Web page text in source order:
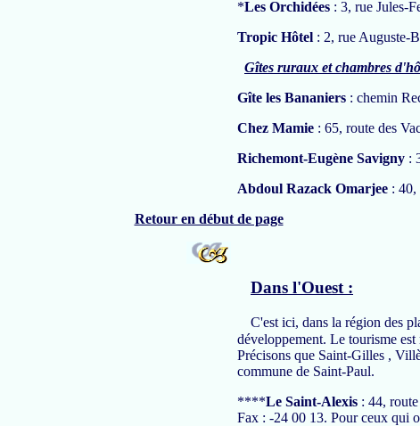
*Les Orchidées : 3, rue Jules-
Tropic Hôtel : 2, rue Auguste-
Gîtes ruraux et chambres
Gîte les Bananiers : chemin
Chez Mamie : 65, route des
Richemont-Eugène Savigny :
Abdoul Razack Omarjee :
Retour en début de page
Dans l'Ouest :
C'est ici, dans la région des
développement. Le tourisme
Précisons que Saint-Gilles ,
commune de Saint-Paul.
****Le Saint-Alexis : 44,
Fax : -24 00 13. Pour ceux qui